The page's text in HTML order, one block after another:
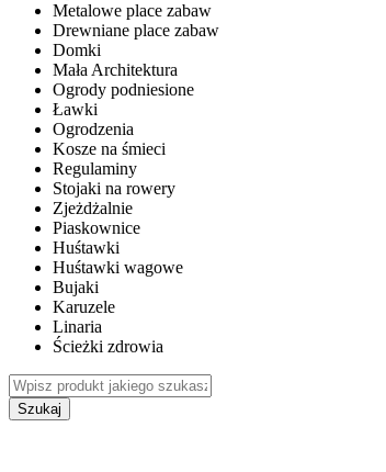
Metalowe place zabaw
Drewniane place zabaw
Domki
Mała Architektura
Ogrody podniesione
Ławki
Ogrodzenia
Kosze na śmieci
Regulaminy
Stojaki na rowery
Zjeżdżalnie
Piaskownice
Huśtawki
Huśtawki wagowe
Bujaki
Karuzele
Linaria
Ścieżki zdrowia
Szukaj